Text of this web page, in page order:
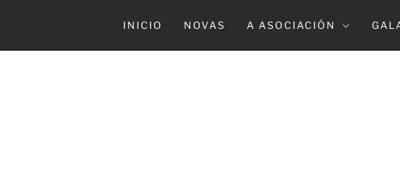
INICIO NOVAS A ASOCIACIÓN